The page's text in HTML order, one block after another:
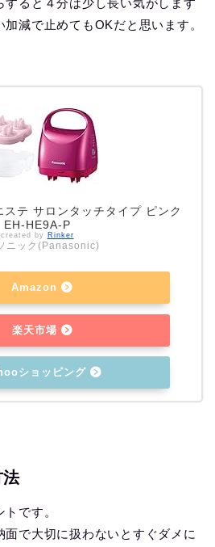
減で止めてもOKだと思います。
テ サロンタッチタイプ ピンク
EH-HE9A-P
created by Rinker
ニック(Panasonic)
Amazon
楽天市場
ショッピング
法
です。
面で大切に扱わないとすぐダメに